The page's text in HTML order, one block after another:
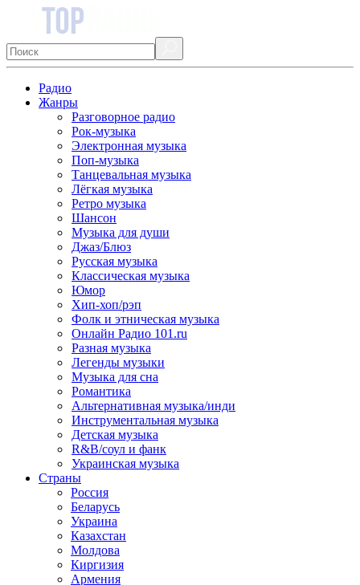
Радио
Жанры
Разговорное радио
Рок-музыка
Электронная музыка
Поп-музыка
Танцевальная музыка
Лёгкая музыка
Ретро музыка
Шансон
Музыка для души
Джаз/Блюз
Русская музыка
Классическая музыка
Юмор
Хип-хоп/рэп
Фолк и этническая музыка
Онлайн Радио 101.ru
Разная музыка
Легенды музыки
Музыка для сна
Романтика
Альтернативная музыка/инди
Инструментальная музыка
Детская музыка
R&B/cоул и фанк
Украинская музыка
Страны
Россия
Беларусь
Украина
Казахстан
Молдова
Киргизия
Армения